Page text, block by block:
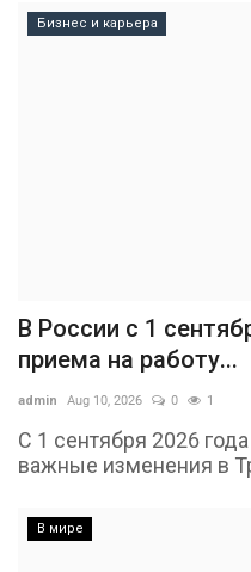
Бизнес и карьера
В России с 1
приема на работу...
admin Aug 10, 2026 0 1
С 1 сентября 2026
важные изменения в
В мире